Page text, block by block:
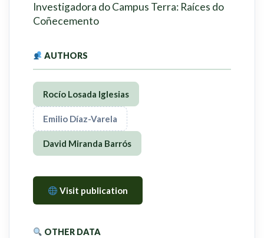
Investigadora do Campus Terra: Raíces do
Coñecemento
AUTHORS
Rocío Losada Iglesias
Emilio Díaz-Varela
David Miranda Barrós
Visit publication
OTHER DATA